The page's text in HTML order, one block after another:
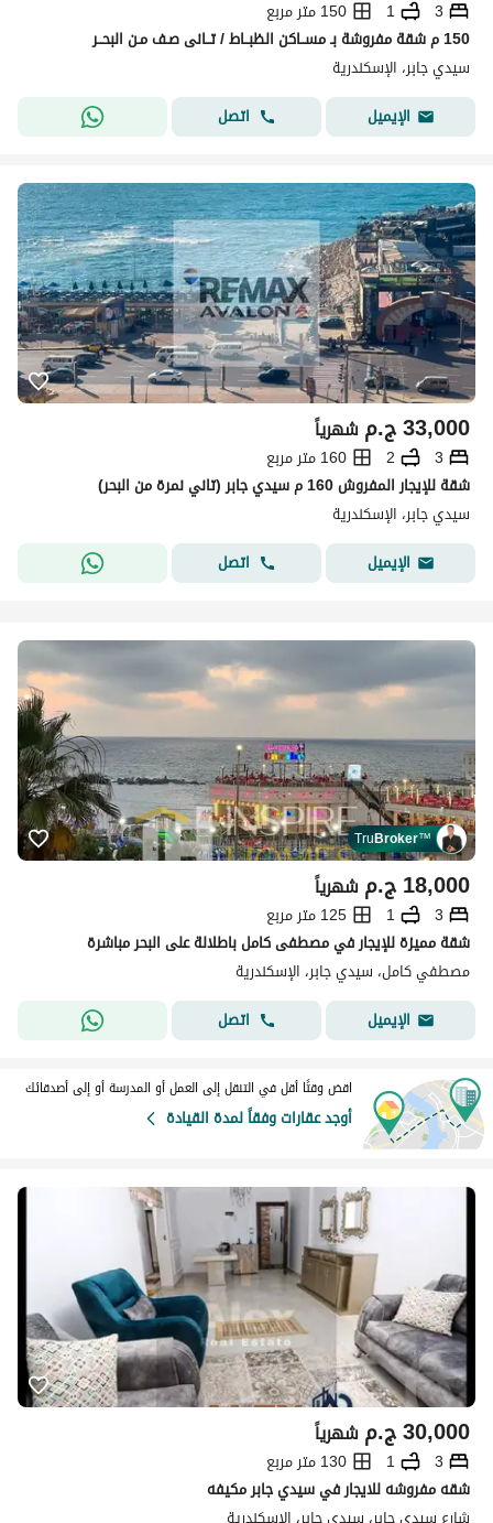
3
1
150 متر مربع
150 م شقة مفروشة بـ مســاكن الظبــاط / تــانى صـف مـن البحــر
سيدي جابر، الإسكندرية
الإيميل
اتصل
ج.م33,000 شهرياً
3
2
160 متر مربع
شقة للإيجار المفروش 160 م سيدي جابر (تاني نمرة من البحر)
سيدي جابر، الإسكندرية
الإيميل
اتصل
TruBroker™
ج.م18,000 شهرياً
3
1
125 متر مربع
شقة مميزة للإيجار في مصطفى كامل باطلالة على البحر مباشرة
مصطفي كامل، سيدي جابر، الإسكندرية
الإيميل
اتصل
اقض وقتًا أقل في التنقل إلى العمل أو المدرسة أو إلى أصدقائك
أوجد عقارات وفقاً لمدة القيادة
ج.م30,000 شهرياً
3
1
130 متر مربع
شقه مفروشه للايجار في سيدي جابر مكيفه